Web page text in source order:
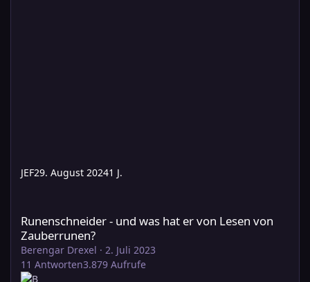
JEF29. August 20241 J.
Runenschneider - und was hat er von Lesen von
Zauberrunen?
Berengar Drexel · 2. Juli 2023
11 Antworten3.879 Aufrufe